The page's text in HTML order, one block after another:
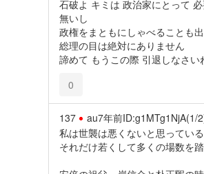
石破よ キミは 政治家にとって
無いし
政権をまともにしゃべることも
総理の目は絶対にありません
諦めて もうこの際 引退しなさい
0
137 au7年前ID:g1MTg1NjA(1/
私は世襲は悪くないと思っている
それだけ若くして多くの場数を踏